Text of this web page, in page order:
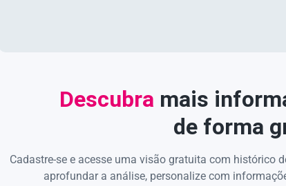
Descubra mais
de forma
Cadastre-se e acesse uma visão gratuita com histórico
aprofundar a análise, personalize com